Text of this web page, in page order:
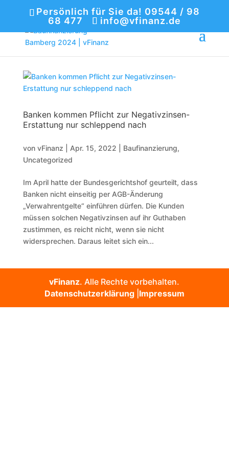
Persönlich für Sie da! 09544 / 98
68 477
info@vfinanz.de
Banken kommen Pflicht zur Negativzinsen-
Erstattung nur schleppend nach
von vFinanz Apr. 15, 2022 Baufinanzierung,
Uncategorized
Im April hatte der Bundesgerichtshof geurteilt, dass
Banken nicht einseitig per AGB-Änderung
„Verwahrentgelte“ einführen dürfen. Die Kunden
müssen solchen Negativzinsen auf ihr Guthaben
zustimmen, es reicht nicht, wenn sie nicht
widersprechen. Daraus leitet sich ein...
vFinanz. Alle Rechte vorbehalten.
Datenschutzerklärung| Impressum